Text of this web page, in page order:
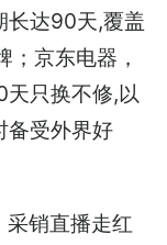
长达90天,覆盖
京东电器，
只换不修,以
备受外界好
采销直播走红